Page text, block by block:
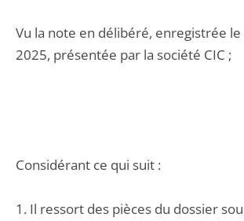
Vu la note en délibéré, enregistrée
2025, présentée par la société CIC ;
Considérant ce qui suit :
1. Il ressort des pièces du dossier